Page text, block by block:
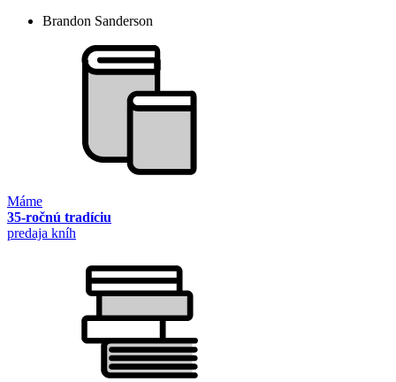
Brandon Sanderson
Máme
35-ročnú tradíciu
predaja kníh